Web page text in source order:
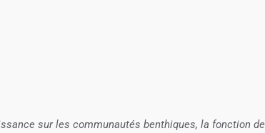
sur les communautés benthiques, la fonction de